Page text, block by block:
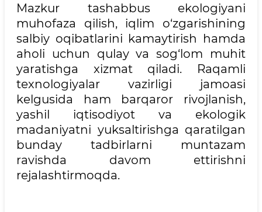
Mazkur tashabbus ekologiyani
muhofaza qilish, iqlim o‘zgarishining
salbiy oqibatlarini kamaytirish hamda
aholi uchun qulay va sog‘lom muhit
yaratishga xizmat qiladi. Raqamli
texnologiyalar vazirligi jamoasi
kelgusida ham barqaror rivojlanish,
yashil iqtisodiyot va ekologik
madaniyatni yuksaltirishga qaratilgan
bunday tadbirlarni muntazam
ravishda davom ettirishni
rejalashtirmoqda.